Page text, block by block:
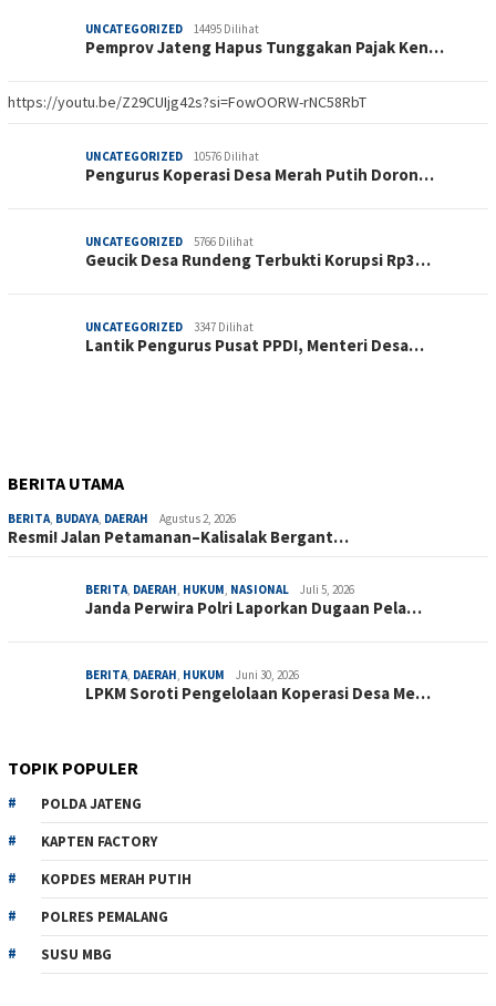
UNCATEGORIZED 14495 Dilihat
Pemprov Jateng Hapus Tunggakan Pajak Ken…
https://youtu.be/Z29CUIjg42s?si=FowOORW-rNC58RbT
UNCATEGORIZED 10576 Dilihat
Pengurus Koperasi Desa Merah Putih Doron…
UNCATEGORIZED 5766 Dilihat
Geucik Desa Rundeng Terbukti Korupsi Rp3…
UNCATEGORIZED 3347 Dilihat
Lantik Pengurus Pusat PPDI, Menteri Desa…
BERITA UTAMA
BERITA BUDAYA DAERAH Agustus 2, 2026
Resmi! Jalan Petamanan–Kalisalak Bergant…
BERITA DAERAH HUKUM NASIONAL Juli 5, 2026
Janda Perwira Polri Laporkan Dugaan Pela…
BERITA DAERAH HUKUM Juni 30, 2026
LPKM Soroti Pengelolaan Koperasi Desa Me…
TOPIK POPULER
POLDA JATENG
KAPTEN FACTORY
KOPDES MERAH PUTIH
POLRES PEMALANG
SUSU MBG